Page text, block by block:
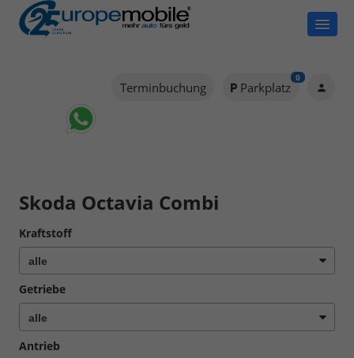
Terminbuchung Parkplatz
0
Skoda Octavia Combi
Kraftstoff
Getriebe
Antrieb